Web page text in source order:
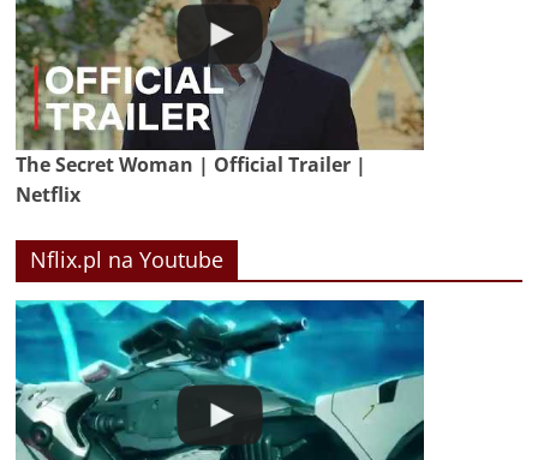
The Secret Woman | Official Trailer |
Netflix
Nflix.pl na Youtube